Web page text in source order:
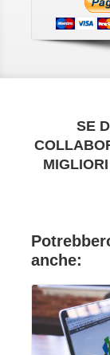
SE
anche: